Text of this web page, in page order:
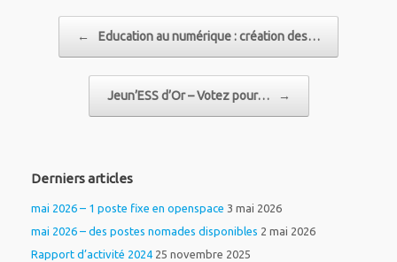
← Education au numérique : création des…
Jeun’ESS d’Or – Votez pour… →
Derniers articles
mai 2026 – 1 poste fixe en openspace 3 mai 2026
mai 2026 – des postes nomades disponibles 2 mai 2026
Rapport d’activité 2024 25 novembre 2025